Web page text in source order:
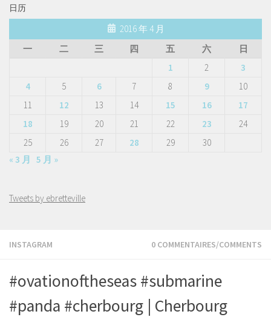
INSTAGRAM 0 COMMENTAIRES/COMMENTS
#ovationoftheseas #submarine
#panda #cherbourg | Cherbourg
日历
2016 年 4 月
一
二 三 四 五 六
日
1
2
3
4
5 6 7 8 9
10
11
12 13 14 15 16
17
18
19 20 21 22 23
24
25
26 27 28 29
30
« 3 月
5 月 »
Tweets by ebretteville